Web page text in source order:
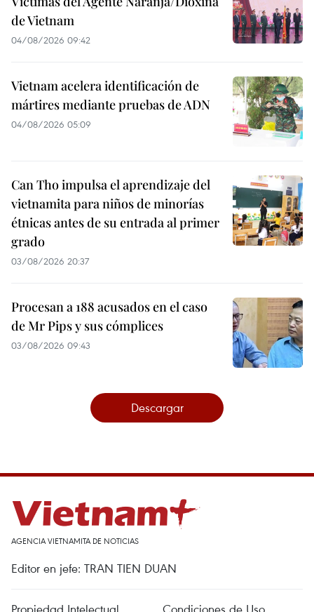
de Vietnam
04/08/2026 09:42
Vietnam acelera identificación de
mártires mediante pruebas de ADN
04/08/2026 05:09
Can Tho impulsa el aprendizaje del
vietnamita para niños de minorías
étnicas antes de su entrada al primer
grado
03/08/2026 20:37
Procesan a 188 acusados en el caso
de Mr Pips y sus cómplices
03/08/2026 09:43
Descargar
AGENCIA VIETNAMITA DE NOTICIAS
Editor en jefe: TRAN TIEN DUAN